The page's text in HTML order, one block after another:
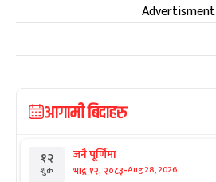
Advertisment
आगामी बिदाहरु
१२
शुक्र
जनै पूर्णिमा
भाद्र १२, २०८३-Aug 28, 2026